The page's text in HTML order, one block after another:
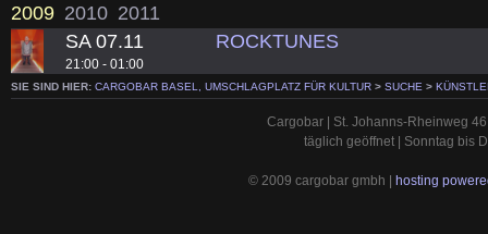
2009 2010 2011
SA 07.11
21:00 - 01:00
ROCKTUNES
SIE SIND HIER: CARGOBAR BASEL, UMSCHLAGPLATZ FÜR KULTUR > SUCHE >
Cargobar | St. Johanns-Rheinweg
täglich geöffnet | Sonntag bis
© 2009 cargobar gmbh | hosting